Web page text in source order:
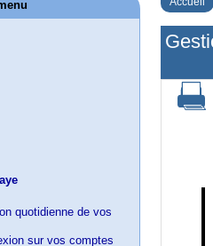
quotidienne de vos
sur vos comptes